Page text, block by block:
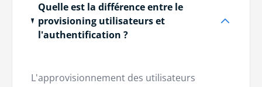
Quelle est la différence entre le
provisioning utilisateurs et
l'authentification ?
L'approvisionnement des utilisateurs